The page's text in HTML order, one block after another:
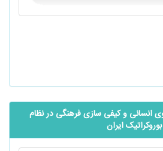
انسانی و کیفی سازی فرهنگی در نظام
بوروکراتیک ایران